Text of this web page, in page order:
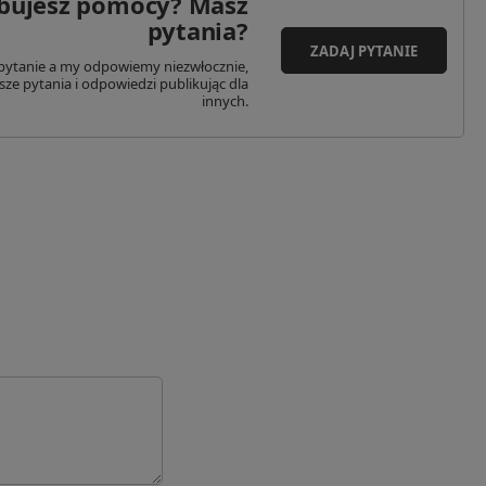
Gongye Road
Akcyjna
Adres: Tadeusza Kościuszki 114/2N
Kod pocztowy: 61-717
Miasto: Poznań
Kraj: Polska
pytania?
a my odpowiemy niezwłocznie,
pytania i odpowiedzi publikując dla
innych.
ZADAJ PYTANIE